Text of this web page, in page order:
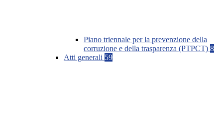
Piano triennale per la prevenzione della
corruzione e della trasparenza (PTPCT) 8
Atti generali 59